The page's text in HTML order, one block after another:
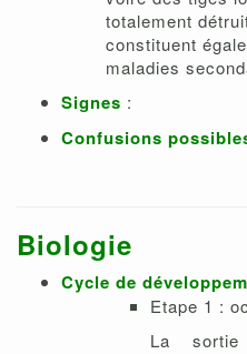
totalement
constituent
maladies
Signes :
Confusions
Biologie
Cycle de
Etape 1 :
La